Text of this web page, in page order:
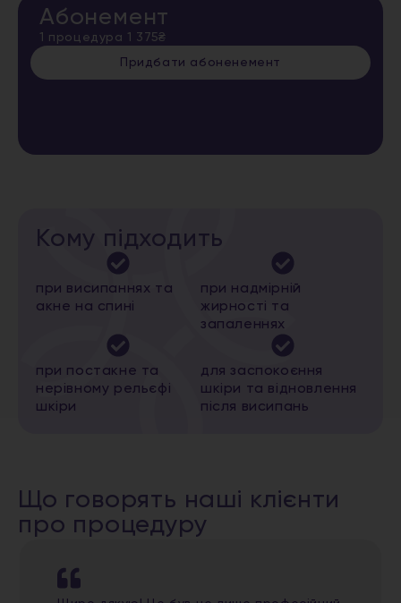
Абонемент
1 процедура 1 375₴
Придбати абоненемент
Кому підходить
при висипаннях та
акне на спині
при надмірній
жирності та
запаленнях
при постакне та
нерівному рельєфі
шкіри
для заспокоєння
шкіри та відновлення
після висипань
Що говорять наші клієнти
про процедуру